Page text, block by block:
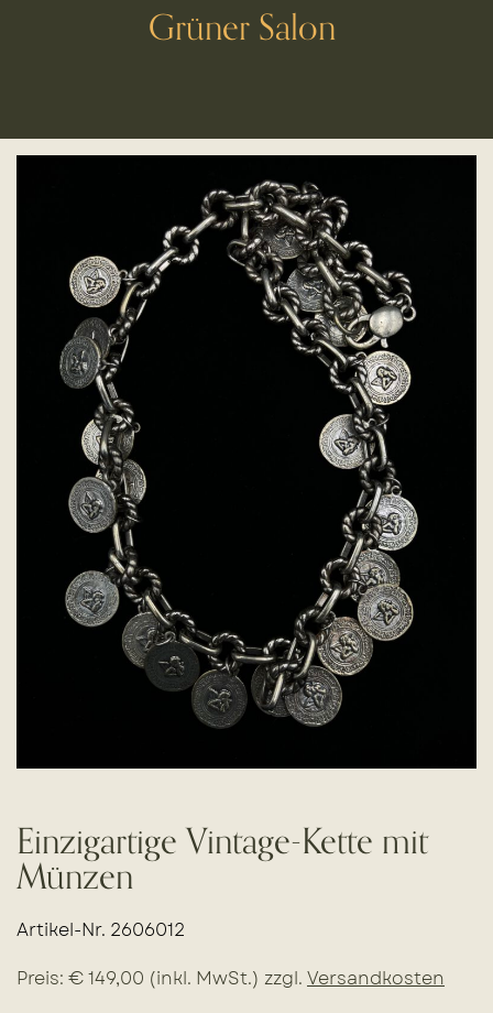
Grüner Salon
Einzigartige Vintage-Kette mit
Münzen
Artikel-Nr. 2606012
Preis: € 149,00 (inkl. MwSt.) zzgl. Versandkosten